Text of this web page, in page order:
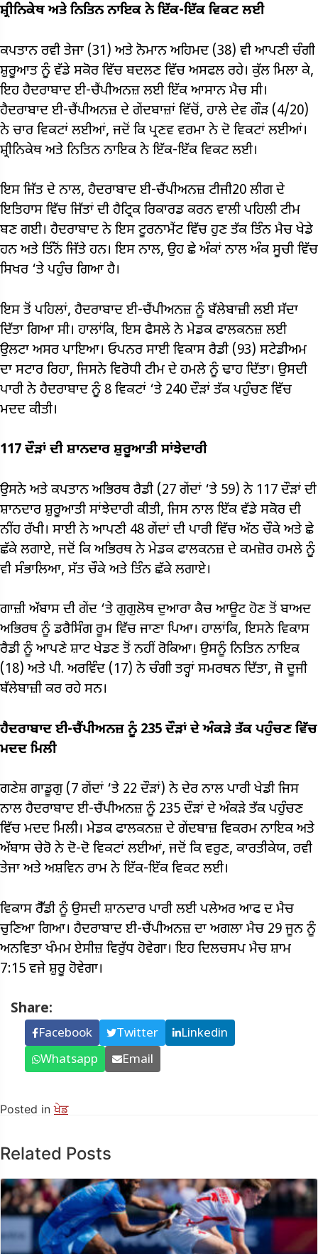
ਸ਼੍ਰੀਨਿਕੇਥ ਅਤੇ ਨਿਤਿਨ ਨਾਇਕ ਨੇ ਇੱਕ-ਇੱਕ ਵਿਕਟ ਲਈ
ਕਪਤਾਨ ਰਵੀ ਤੇਜਾ (31) ਅਤੇ ਨੋਮਾਨ ਅਹਿਮਦ (38) ਵੀ ਆਪਣੀ ਚੰਗੀ
ਸ਼ੁਰੂਆਤ ਨੂੰ ਵੱਡੇ ਸਕੋਰ ਵਿੱਚ ਬਦਲਣ ਵਿੱਚ ਅਸਫਲ ਰਹੇ। ਕੁੱਲ ਮਿਲਾ ਕੇ,
ਇਹ ਹੈਦਰਾਬਾਦ ਈ-ਚੈਂਪੀਅਨਜ਼ ਲਈ ਇੱਕ ਆਸਾਨ ਮੈਚ ਸੀ।
ਹੈਦਰਾਬਾਦ ਈ-ਚੈਂਪੀਅਨਜ਼ ਦੇ ਗੇਂਦਬਾਜ਼ਾਂ ਵਿੱਚੋਂ, ਹਾਲੇ ਦੇਵ ਗੌੜ (4/20)
ਨੇ ਚਾਰ ਵਿਕਟਾਂ ਲਈਆਂ, ਜਦੋਂ ਕਿ ਪ੍ਰਣਵ ਵਰਮਾ ਨੇ ਦੋ ਵਿਕਟਾਂ ਲਈਆਂ।
ਸ਼੍ਰੀਨਿਕੇਥ ਅਤੇ ਨਿਤਿਨ ਨਾਇਕ ਨੇ ਇੱਕ-ਇੱਕ ਵਿਕਟ ਲਈ।
ਇਸ ਜਿੱਤ ਦੇ ਨਾਲ, ਹੈਦਰਾਬਾਦ ਈ-ਚੈਂਪੀਅਨਜ਼ ਟੀਜੀ20 ਲੀਗ ਦੇ
ਇਤਿਹਾਸ ਵਿੱਚ ਜਿੱਤਾਂ ਦੀ ਹੈਟ੍ਰਿਕ ਰਿਕਾਰਡ ਕਰਨ ਵਾਲੀ ਪਹਿਲੀ ਟੀਮ
ਬਣ ਗਈ। ਹੈਦਰਾਬਾਦ ਨੇ ਇਸ ਟੂਰਨਾਮੈਂਟ ਵਿੱਚ ਹੁਣ ਤੱਕ ਤਿੰਨ ਮੈਚ ਖੇਡੇ
ਹਨ ਅਤੇ ਤਿੰਨੋਂ ਜਿੱਤੇ ਹਨ। ਇਸ ਨਾਲ, ਉਹ ਛੇ ਅੰਕਾਂ ਨਾਲ ਅੰਕ ਸੂਚੀ ਵਿੱਚ
ਸਿਖਰ ‘ਤੇ ਪਹੁੰਚ ਗਿਆ ਹੈ।
ਇਸ ਤੋਂ ਪਹਿਲਾਂ, ਹੈਦਰਾਬਾਦ ਈ-ਚੈਂਪੀਅਨਜ਼ ਨੂੰ ਬੱਲੇਬਾਜ਼ੀ ਲਈ ਸੱਦਾ
ਦਿੱਤਾ ਗਿਆ ਸੀ। ਹਾਲਾਂਕਿ, ਇਸ ਫੈਸਲੇ ਨੇ ਮੇਡਕ ਫਾਲਕਨਜ਼ ਲਈ
ਉਲਟਾ ਅਸਰ ਪਾਇਆ। ਓਪਨਰ ਸਾਈ ਵਿਕਾਸ ਰੈਡੀ (93) ਸਟੇਡੀਅਮ
ਦਾ ਸਟਾਰ ਰਿਹਾ, ਜਿਸਨੇ ਵਿਰੋਧੀ ਟੀਮ ਦੇ ਹਮਲੇ ਨੂੰ ਢਾਹ ਦਿੱਤਾ। ਉਸਦੀ
ਪਾਰੀ ਨੇ ਹੈਦਰਾਬਾਦ ਨੂੰ 8 ਵਿਕਟਾਂ ‘ਤੇ 240 ਦੌੜਾਂ ਤੱਕ ਪਹੁੰਚਣ ਵਿੱਚ
ਮਦਦ ਕੀਤੀ।
117 ਦੌੜਾਂ ਦੀ ਸ਼ਾਨਦਾਰ ਸ਼ੁਰੂਆਤੀ ਸਾਂਝੇਦਾਰੀ
ਉਸਨੇ ਅਤੇ ਕਪਤਾਨ ਅਭਿਰਥ ਰੈਡੀ (27 ਗੇਂਦਾਂ ‘ਤੇ 59) ਨੇ 117 ਦੌੜਾਂ ਦੀ
ਸ਼ਾਨਦਾਰ ਸ਼ੁਰੂਆਤੀ ਸਾਂਝੇਦਾਰੀ ਕੀਤੀ, ਜਿਸ ਨਾਲ ਇੱਕ ਵੱਡੇ ਸਕੋਰ ਦੀ
ਨੀਂਹ ਰੱਖੀ। ਸਾਈ ਨੇ ਆਪਣੀ 48 ਗੇਂਦਾਂ ਦੀ ਪਾਰੀ ਵਿੱਚ ਅੱਠ ਚੌਕੇ ਅਤੇ ਛੇ
ਛੱਕੇ ਲਗਾਏ, ਜਦੋਂ ਕਿ ਅਭਿਰਥ ਨੇ ਮੇਡਕ ਫਾਲਕਨਜ਼ ਦੇ ਕਮਜ਼ੋਰ ਹਮਲੇ ਨੂੰ
ਵੀ ਸੰਭਾਲਿਆ, ਸੱਤ ਚੌਕੇ ਅਤੇ ਤਿੰਨ ਛੱਕੇ ਲਗਾਏ।
ਗਾਜ਼ੀ ਅੱਬਾਸ ਦੀ ਗੇਂਦ ‘ਤੇ ਗੁਗੁਲੋਥ ਦੁਆਰਾ ਕੈਚ ਆਊਟ ਹੋਣ ਤੋਂ ਬਾਅਦ
ਅਭਿਰਥ ਨੂੰ ਡਰੈਸਿੰਗ ਰੂਮ ਵਿੱਚ ਜਾਣਾ ਪਿਆ। ਹਾਲਾਂਕਿ, ਇਸਨੇ ਵਿਕਾਸ
ਰੈਡੀ ਨੂੰ ਆਪਣੇ ਸ਼ਾਟ ਖੇਡਣ ਤੋਂ ਨਹੀਂ ਰੋਕਿਆ। ਉਸਨੂੰ ਨਿਤਿਨ ਨਾਇਕ
(18) ਅਤੇ ਪੀ. ਅਰਵਿੰਦ (17) ਨੇ ਚੰਗੀ ਤਰ੍ਹਾਂ ਸਮਰਥਨ ਦਿੱਤਾ, ਜੋ ਦੂਜੀ
ਬੱਲੇਬਾਜ਼ੀ ਕਰ ਰਹੇ ਸਨ।
ਹੈਦਰਾਬਾਦ ਈ-ਚੈਂਪੀਅਨਜ਼ ਨੂੰ 235 ਦੌੜਾਂ ਦੇ ਅੰਕੜੇ ਤੱਕ ਪਹੁੰਚਣ ਵਿੱਚ
ਮਦਦ ਮਿਲੀ
ਗਣੇਸ਼ ਗਾਡੂਗੁ (7 ਗੇਂਦਾਂ ‘ਤੇ 22 ਦੌੜਾਂ) ਨੇ ਦੇਰ ਨਾਲ ਪਾਰੀ ਖੇਡੀ ਜਿਸ
ਨਾਲ ਹੈਦਰਾਬਾਦ ਈ-ਚੈਂਪੀਅਨਜ਼ ਨੂੰ 235 ਦੌੜਾਂ ਦੇ ਅੰਕੜੇ ਤੱਕ ਪਹੁੰਚਣ
ਵਿੱਚ ਮਦਦ ਮਿਲੀ। ਮੇਡਕ ਫਾਲਕਨਜ਼ ਦੇ ਗੇਂਦਬਾਜ਼ ਵਿਕਰਮ ਨਾਇਕ ਅਤੇ
ਅੱਬਾਸ ਚੇਰੋ ਨੇ ਦੋ-ਦੋ ਵਿਕਟਾਂ ਲਈਆਂ, ਜਦੋਂ ਕਿ ਵਰੁਣ, ਕਾਰਤੀਕੇਯ, ਰਵੀ
ਤੇਜਾ ਅਤੇ ਅਸ਼ਵਿਨ ਰਾਮ ਨੇ ਇੱਕ-ਇੱਕ ਵਿਕਟ ਲਈ।
ਵਿਕਾਸ ਰੈੱਡੀ ਨੂੰ ਉਸਦੀ ਸ਼ਾਨਦਾਰ ਪਾਰੀ ਲਈ ਪਲੇਅਰ ਆਫ ਦ ਮੈਚ
ਚੁਣਿਆ ਗਿਆ। ਹੈਦਰਾਬਾਦ ਈ-ਚੈਂਪੀਅਨਜ਼ ਦਾ ਅਗਲਾ ਮੈਚ 29 ਜੂਨ ਨੂੰ
ਅਨਵਿਤਾ ਖੰਮਮ ਏਸੀਜ਼ ਵਿਰੁੱਧ ਹੋਵੇਗਾ। ਇਹ ਦਿਲਚਸਪ ਮੈਚ ਸ਼ਾਮ
7:15 ਵਜੇ ਸ਼ੁਰੂ ਹੋਵੇਗਾ।
Share:
Facebook Twitter
Linkedin
Whatsapp
Email
Posted inਖੇਡ
Related Posts